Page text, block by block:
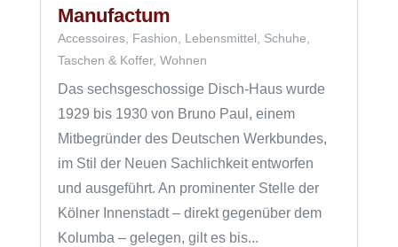
Manufactum
Accessoires, Fashion Lebensmittel Schuhe
Taschen & Koffer, Wohnen
Das sechsgeschossige Disch-Haus wurde
1929 bis 1930 von Bruno Paul, einem
Mitbegründer des Deutschen Werkbundes,
im Stil der Neuen Sachlichkeit entworfen
und ausgeführt. An prominenter Stelle der
Kölner Innenstadt – direkt gegenüber dem
Kolumba – gelegen, gilt es bis...